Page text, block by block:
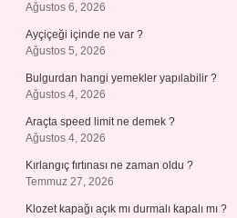
Ağustos 6, 2026
Ayçiçeği içinde ne var ?
Ağustos 5, 2026
Bulgurdan hangi yemekler yapılabilir ?
Ağustos 4, 2026
Araçta speed limit ne demek ?
Ağustos 4, 2026
Kırlangıç fırtınası ne zaman oldu ?
Temmuz 27, 2026
Klozet kapağı açık mı durmalı kapalı mı ?